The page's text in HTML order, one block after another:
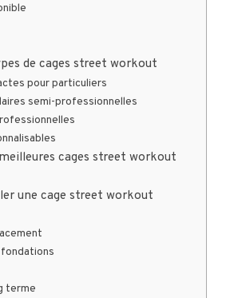
de cages street workout
pour particuliers
semi-professionnelles
cages street workout
une cage street workout
terme